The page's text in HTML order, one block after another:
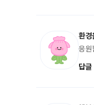
복주 캐릭터 이미
환
응원
답글